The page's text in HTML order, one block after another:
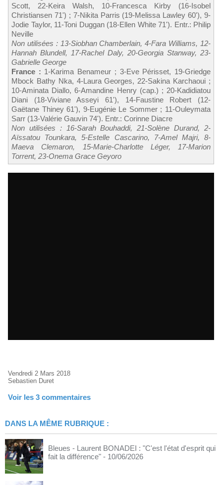
Scott, 22-Keira Walsh, 10-Francesca Kirby (16-Isobel
Christiansen 71') ; 7-Nikita Parris (19-Melissa Lawley 60'), 9-
Jodie Taylor, 11-Toni Duggan (18-Ellen White 71'). Entr.: Philip
Neville
Non utilisées : 13-Siobhan Chamberlain, 4-Fara Williams, 12-
Hannah Blundell, 17-Rachel Daly, 20-Georgia Stanway, 23-
Gabrielle George
France : 1-Karima Benameur ; 3-Eve Périsset, 19-Griedge
Mbock Bathy Nka, 4-Laura Georges, 22-Sakina Karchaoui ;
10-Aminata Diallo, 6-Amandine Henry (cap.) ; 20-Kadidiatou
Diani (18-Viviane Asseyi 61'), 14-Faustine Robert (12-
Gaëtane Thiney 61'), 9-Eugénie Le Sommer ; 11-Ouleymata
Sarr (13-Valérie Gauvin 74'). Entr.: Corinne Diacre
Non utilisées : 16-Sarah Bouhaddi, 21-Solène Durand, 2-
Aïssatou Tounkara, 5-Estelle Cascarino, 7-Amel Majri, 8-
Maeva Clemaron, 15-Marie-Charlotte Léger, 17-Marion
Torrent, 23-Onema Grace Geyoro
Vendredi 2 Mars 2018
Sebastien Duret
Voir les 3 commentaires
DANS LA MÊME RUBRIQUE :
Bleues - Laurent BONADEI : "C'est l'état d'esprit qui
fait la différence" - 10/06/2026